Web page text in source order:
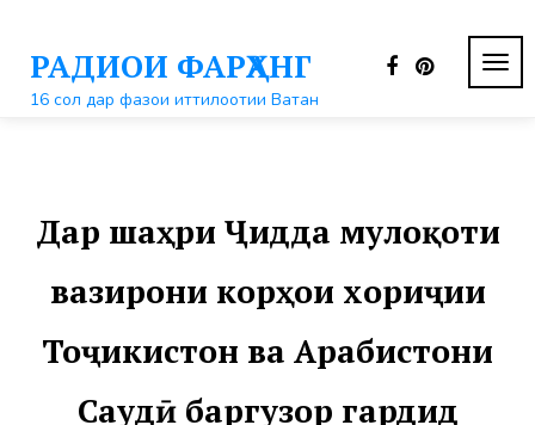
контентуРАДИОИ ФАРҲАНГ
16 сол дар фазои иттилоотии Ватан
Дар шаҳри Ҷидда мулоқоти
вазирони корҳои хориҷии
Тоҷикистон ва Арабистони
Саудӣ баргузор гардид